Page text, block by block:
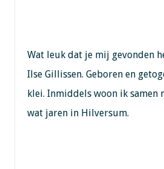
Wat leuk dat je mij gevonden
Ilse Gillissen. Geboren en
klei. Inmiddels woon ik samen
wat jaren in Hilversum.